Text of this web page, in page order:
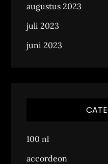
augustus 2023
juli 2023
juni 2023
100 nl
accordeon